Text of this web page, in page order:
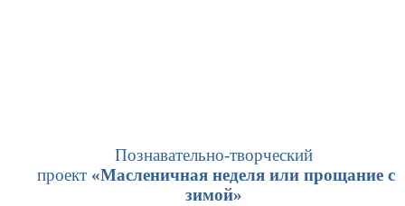
Познавательно-творческий
проект«Масленичная неделя или прощание с
зимой»